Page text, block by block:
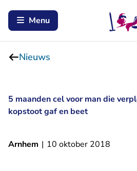
Menu
Nieuws
5 maanden cel voor man die
kopstoot gaf en beet
Arnhem | 10 oktober 2018